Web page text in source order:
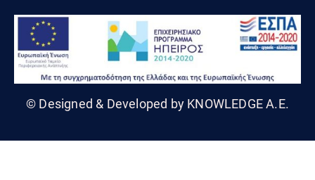
© Designed & Developed by KNOWLEDGE A.E.